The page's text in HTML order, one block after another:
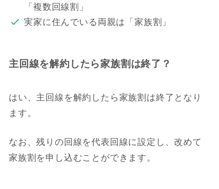
「複数回線割」
実家に住んでいる両親は「家族割」
主回線を解約したら家族割は終了？
はい、主回線を解約したら家族割は終了となり
ます。
なお、残りの回線を代表回線に設定し、改めて
家族割を申し込むことができます。